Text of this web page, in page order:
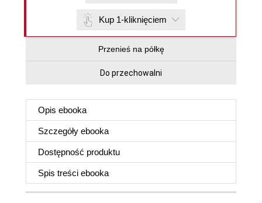
Kup 1-kliknięciem
Przenieś na półkę
Do przechowalni
Opis ebooka
Szczegóły ebooka
Dostępność produktu
Spis treści ebooka